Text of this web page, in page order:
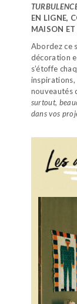
EN LIGNE,
MAISON
Abordez ce
décoration
s’étoffe
inspirations,
nouveautés
surtout,
dans vos